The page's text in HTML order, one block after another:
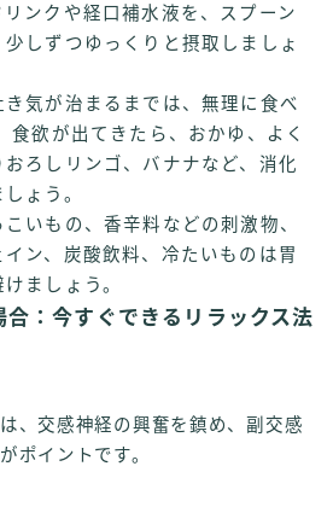
ンクや経口補水液を、スプーン
しずつゆっくりと摂取しましょ
き気が治まるまでは、無理に食べ
食欲が出てきたら、おかゆ、よく
ろしリンゴ、バナナなど、消化
ょう。
こいもの、香辛料などの刺激物、
ン、炭酸飲料、冷たいものは胃
ましょう。
：今すぐできるリラックス法
、交感神経の興奮を鎮め、副交感
ポイントです。